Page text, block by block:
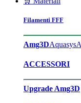
Filamenti FFF
Amg3DAquasys
ACCESSORI
Upgrade Amg3D